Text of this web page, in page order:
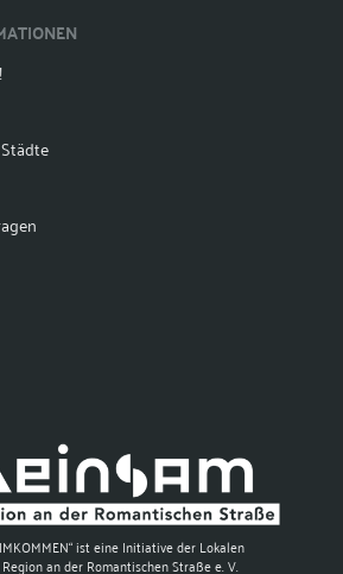
ist eine Initiative der Lokalen
an der Romantischen Straße e. V.